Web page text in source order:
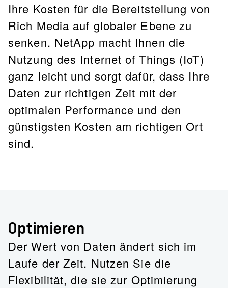
Ihre Kosten für die Bereitstellung von
Rich Media auf globaler Ebene zu
senken. NetApp macht Ihnen die
Nutzung des Internet of Things (IoT)
ganz leicht und sorgt dafür, dass Ihre
Daten zur richtigen Zeit mit der
optimalen Performance und den
günstigsten Kosten am richtigen Ort
sind.
Optimieren
Der Wert von Daten ändert sich im
Laufe der Zeit. Nutzen Sie die
Flexibilität, die sie zur Optimierung